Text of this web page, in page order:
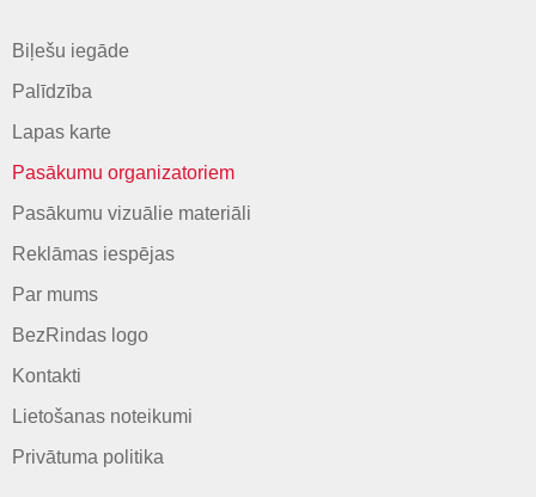
Biļešu iegāde
Palīdzība
Lapas karte
Pasākumu organizatoriem
Pasākumu vizuālie materiāli
Reklāmas iespējas
Par mums
BezRindas logo
Kontakti
Lietošanas noteikumi
Privātuma politika